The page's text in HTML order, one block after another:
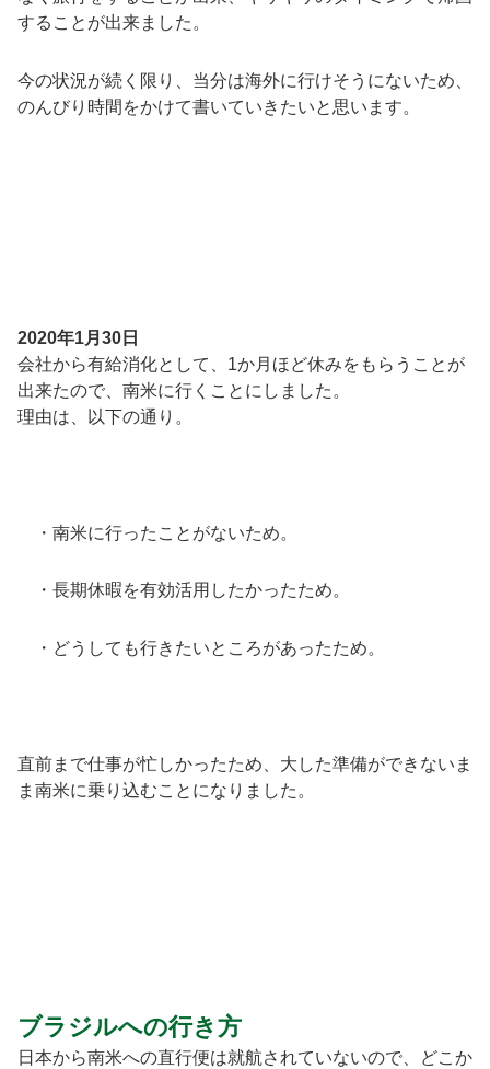
することが出来ました。
今の状況が続く限り、当分は海外に行けそうにないため、
のんびり時間をかけて書いていきたいと思います。
2020年1月30日
会社から有給消化として、1か月ほど休みをもらうことが
出来たので、南米に行くことにしました。
理由は、以下の通り。
・南米に行ったことがないため。
・長期休暇を有効活用したかったため。
・どうしても行きたいところがあったため。
直前まで仕事が忙しかったため、大した準備ができないま
ま南米に乗り込むことになりました。
ブラジルへの行き方
日本から南米への直行便は就航されていないので、どこか